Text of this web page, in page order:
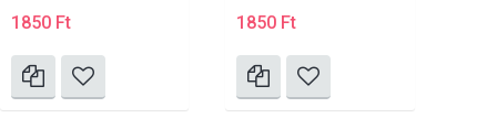
1850 Ft 1850 Ft